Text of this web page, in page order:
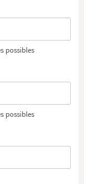
possibles
possibles